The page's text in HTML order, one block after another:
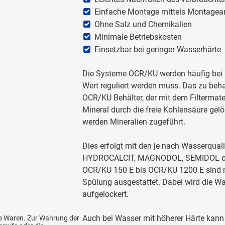
Einfache Montage mittels
Ohne Salz und Chemikalien
Minimale Betriebskosten
Einsetzbar bei geringer Wasserhärte
Die Systeme OCR/KU werden häufig
Wert reguliert werden muss. Das zu
OCR/KU Behälter, der mit dem
Mineral durch die freie Kohlensäure
werden Mineralien zugeführt.
Dies erfolgt mit den je nach
HYDROCALCIT, MAGNODOL,
OCR/KU 150 E bis OCR/KU 1200 E
Spülung ausgestattet. Dabei wird die
aufgelockert.
Auch bei Wasser mit höherer Härte
Waren. Zur Wahrung der